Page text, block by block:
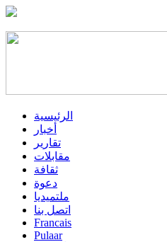
الرئيسية
أخبار
تقارير
مقابلات
ثقافة
دعوة
ملتميديا
اتصل بنا
Francais
Pulaar